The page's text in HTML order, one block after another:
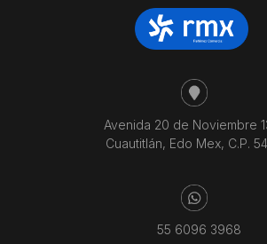
Avenida 20 de Noviembre
Cuautitlán, Edo Mex, C.P.
55 6096 3968